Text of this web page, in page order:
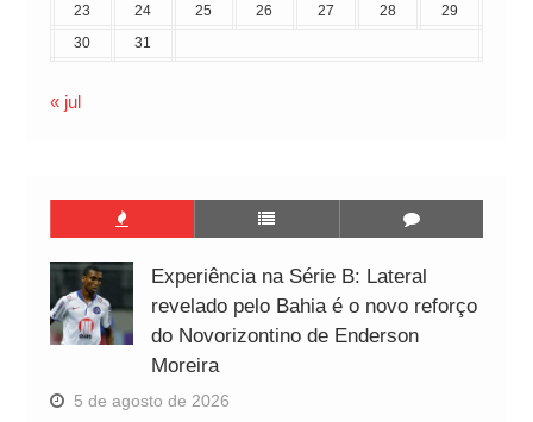
23
24 25 26 27 28
29
30
31
« jul
Experiência na Série B: Lateral
revelado pelo Bahia é o novo reforço
do Novorizontino de Enderson
Moreira
5 de agosto de 2026